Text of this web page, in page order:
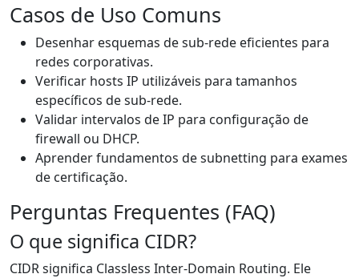
Casos de Uso Comuns
Desenhar esquemas de sub-rede eficientes para
redes corporativas.
Verificar hosts IP utilizáveis para tamanhos
específicos de sub-rede.
Validar intervalos de IP para configuração de
firewall ou DHCP.
Aprender fundamentos de subnetting para exames
de certificação.
Perguntas Frequentes (FAQ)
O que significa CIDR?
CIDR significa Classless Inter-Domain Routing. Ele